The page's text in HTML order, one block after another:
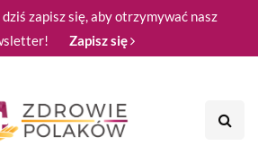
dziś zapisz się, aby otrzymywać nasz
Zapisz się